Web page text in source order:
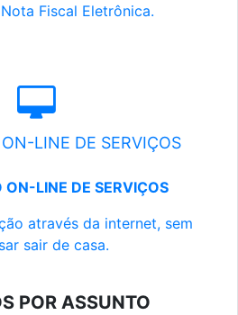
Fiscal Eletrônica.
LINE DE SERVIÇOS
ON-LINE DE SERVIÇOS
através da internet, sem
sair de casa.
POR ASSUNTO